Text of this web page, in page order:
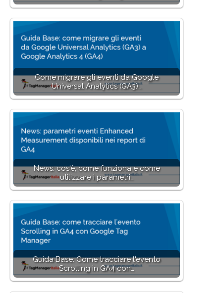
Come migrare gli eventi da Google
Universal Analytics (GA3)…
News: cos'è, come funziona e come
utilizzare i parametri…
Guida Base: Come tracciare l'evento
Scrolling in GA4 con…